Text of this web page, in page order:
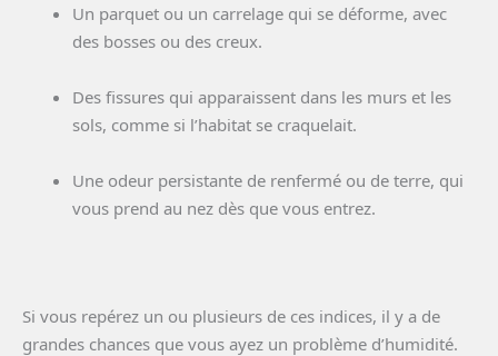
Un parquet ou un carrelage qui se déforme, avec
des bosses ou des creux.
Des fissures qui apparaissent dans les murs et les
sols, comme si l’habitat se craquelait.
Une odeur persistante de renfermé ou de terre, qui
vous prend au nez dès que vous entrez.
Si vous repérez un ou plusieurs de ces indices, il y a de
grandes chances que vous ayez un problème d’humidité.